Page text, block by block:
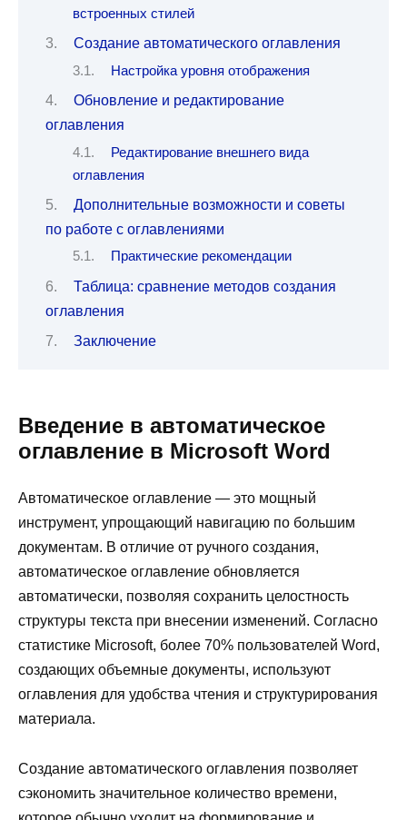
встроенных стилей
Создание автоматического оглавления
Настройка уровня отображения
Обновление и редактирование
оглавления
Редактирование внешнего вида
оглавления
Дополнительные возможности и советы
по работе с оглавлениями
Практические рекомендации
Таблица: сравнение методов создания
оглавления
Заключение
Введение в автоматическое
оглавление в Microsoft Word
Автоматическое оглавление — это мощный
инструмент, упрощающий навигацию по большим
документам. В отличие от ручного создания,
автоматическое оглавление обновляется
автоматически, позволяя сохранить целостность
структуры текста при внесении изменений. Согласно
статистике Microsoft, более 70% пользователей Word,
создающих объемные документы, используют
оглавления для удобства чтения и структурирования
материала.
Создание автоматического оглавления позволяет
сэкономить значительное количество времени,